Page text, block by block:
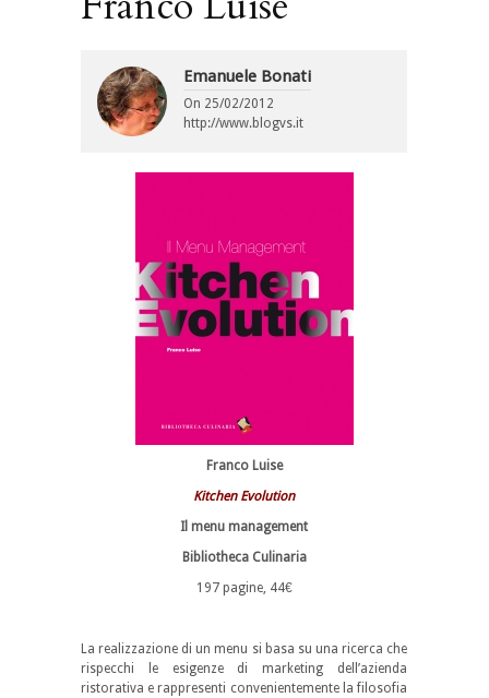
Emanuele Bonati
On 25/02/2012
http://www.blogvs.it
Franco Luise
Kitchen Evolution
Il menu management
Bibliotheca Culinaria
197 pagine, 44€
La realizzazione di un menu si basa su una ricerca che
rispecchi le esigenze di marketing dell’azienda
ristorativa e rappresenti convenientemente la filosofia